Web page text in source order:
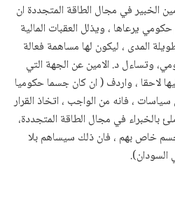
الخبير في مجال الطاقة المتجددة ان
يرعاها ، ويذلل العقبات المالية
المدى ، ليكون لها مساهمة فعالة
وتساءل د. الامين عن الجهة التي
لاحقا ، واردف ( ان كان جسما حكوميا
، فانه من الواجب ، اتخاذ القرار
بالخبراء في مجال الطاقة المتجددة،
خاص بهم ، فان ذلك سيساهم بلا